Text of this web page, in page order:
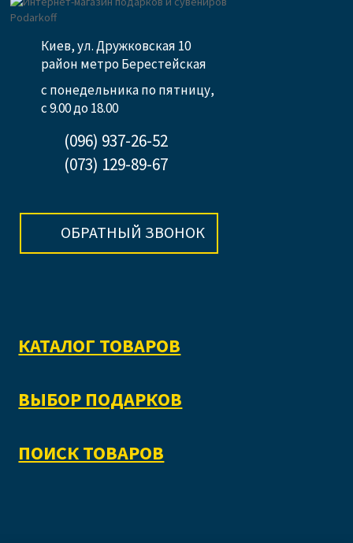
Киев, ул. Дружковская 10
район метро Берестейская
с понедельника по пятницу,
с 9.00 до 18.00
(096) 937-26-52
(073) 129-89-67
ОБРАТНЫЙ ЗВОНОК
КАТАЛОГ ТОВАРОВ
ВЫБОР ПОДАРКОВ
ПОИСК ТОВАРОВ